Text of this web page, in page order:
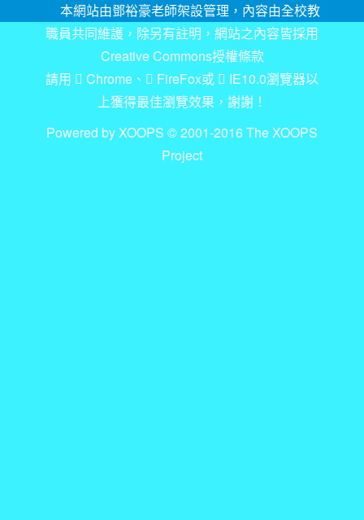
本網站由鄧裕豪老師架設管理，內容由全校教
職員共同維護，除另有註明，網站之內容皆採用
Creative Commons授權條款
請用
Chrome 、 FireFox或
IE10.0瀏覽器以
上獲得最佳瀏覽效果，謝謝！
Powered by XOOPS © 2001-2016The XOOPS
Project